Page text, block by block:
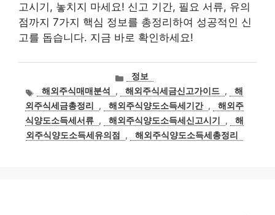
고시기, 놓치지 마세요! 신고 기간, 필요 서류, 유의
점까지 7가지 핵심 정보를 총정리하여 성공적인 신
고를 돕습니다. 지금 바로 확인하세요!
카
테
고
리
정보
태
그
해외주식매매분석 , 해외주식세금신고가이드 ,
해
외주식세금총정리
, 해외주식양도소득세기간 ,
해외주
식양도소득세서류 , 해외주식양도소득세신고시기 ,
해
외주식양도소득세유의점
, 해외주식양도소득세총정리